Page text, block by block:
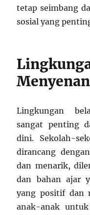
tetap seimbang
sosial yang
Lingkungan
sangat penting
dini. Sekolah-
dirancang
dan menarik,
dan bahan ajar
yang positif dan
anak-anak untuk